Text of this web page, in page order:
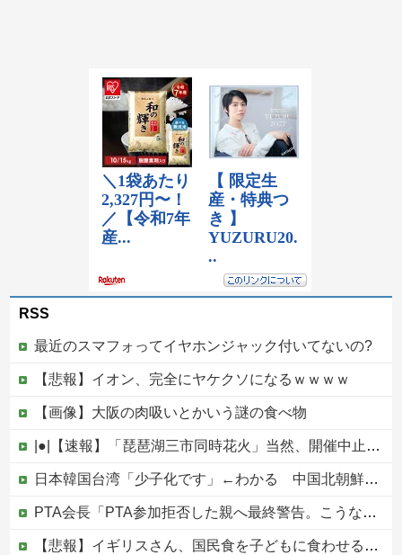
RSS
最近のスマフォってイヤホンジャック付いてないの?
【悲報】イオン、完全にヤケクソになるｗｗｗｗ
【画像】大阪の肉吸いとかいう謎の食べ物
|●|【速報】「琵琶湖三市同時花火」当然、開催中止を発表 主催「今後案内するので個別返信できません」返金明言なく今後ご案内で終わる
日本韓国台湾「少子化です」←わかる 中国北朝鮮「少子化です」←強権国家でも止められないのかよ他
PTA会長「PTA参加拒否した親へ最終警告。こうなってもいい？」
【悲報】イギリスさん、国民食を子どもに食わせるのを諦めるｗｗｗｗｗｗｗ